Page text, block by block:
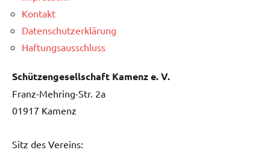
Kontakt
Datenschutzerklärung
Haftungsausschluss
Schützengesellschaft Kamenz e. V.
Franz-Mehring-Str. 2a
01917 Kamenz
Sitz des Vereins: